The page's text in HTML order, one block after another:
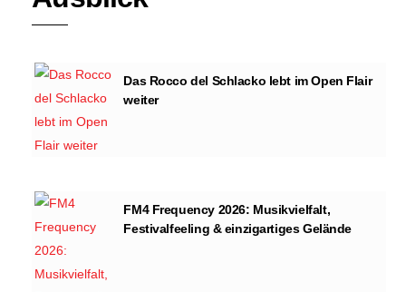
Das Rocco del Schlacko lebt im Open Flair
weiter
FM4 Frequency 2026: Musikvielfalt,
Festivalfeeling & einzigartiges Gelände